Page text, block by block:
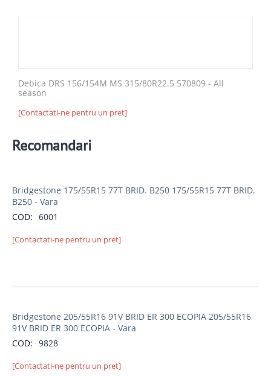
Debica DRS 156/154M MS 315/80R22.5 570809 - All
season
[Contactati-ne pentru un pret]
Recomandari
Bridgestone 175/55R15 77T BRID. B250 175/55R15 77T BRID.
B250 - Vara
COD: 6001
[Contactati-ne pentru un pret]
Bridgestone 205/55R16 91V BRID ER 300 ECOPIA 205/55R16
91V BRID ER 300 ECOPIA - Vara
COD: 9828
[Contactati-ne pentru un pret]